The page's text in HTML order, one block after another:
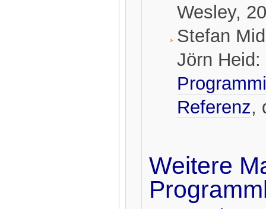
Wesley,
Stefan
Jörn Heid:
Referenz,
Weitere